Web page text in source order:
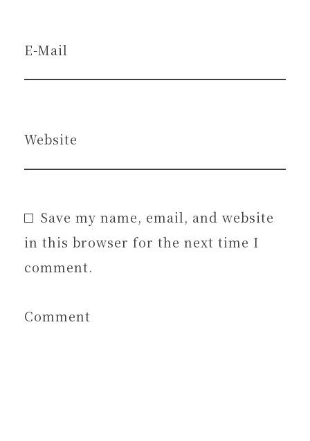
E-Mail
Website
Save my name, email, and website
in this browser for the next time I
comment.
Comment